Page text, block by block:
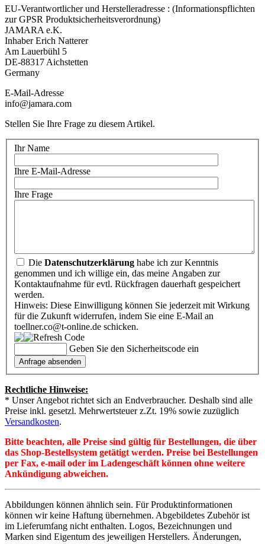
EU-Verantwortlicher und Herstelleradresse : (Informationspflichten
zur GPSR Produktsicherheitsverordnung)
JAMARA e.K.
Inhaber Erich Natterer
Am Lauerbühl 5
DE-88317 Aichstetten
Germany
E-Mail-Adresse
info@jamara.com
Stellen Sie Ihre Frage zu diesem Artikel.
Ihr Name
Ihre E-Mail-Adresse
Ihre Frage
Die Datenschutzerklärung habe ich zur Kenntnis
genommen und ich willige ein, das meine Angaben zur
Kontaktaufnahme für evtl. Rückfragen dauerhaft gespeichert
werden.
Hinweis: Diese Einwilligung können Sie jederzeit mit Wirkung
für die Zukunft widerrufen, indem Sie eine E-Mail an
toellner.co@t-online.de schicken.
Geben Sie den Sicherheitscode ein
Rechtliche Hinweise:
* Unser Angebot richtet sich an Endverbraucher. Deshalb sind alle
Preise inkl. gesetzl. Mehrwertsteuer z.Zt. 19% sowie zuzüglich
Versandkosten.
Bitte beachten, alle Preise sind gültig für Bestellungen, die über
das Shop-Bestellsystem getätigt werden. Preise bei Bestellungen
per Fax, e-mail oder im Ladengeschäft können ohne weitere
Ankündigung abweichen.
Abbildungen können ähnlich sein. Für Produktinformationen
können wir keine Haftung übernehmen. Abgebildetes Zubehör ist
im Lieferumfang nicht enthalten. Logos, Bezeichnungen und
Marken sind Eigentum des jeweiligen Herstellers. Änderungen,